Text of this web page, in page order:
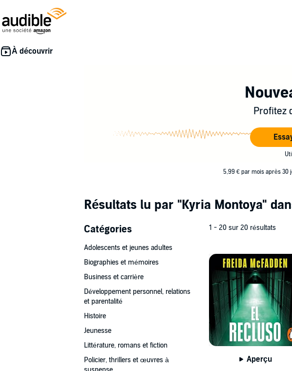
Profitez
5,99 € par mois après 30
Résultats lu par "Kyria Montoya"
Catégories
Adolescents et jeunes adultes
Biographies et mémoires
Business et carrière
Développement personnel, relations
et parentalité
Histoire
Jeunesse
Littérature, romans et fiction
Policier, thrillers et œuvres à
1 - 20 sur 20 résultats
Aperçu